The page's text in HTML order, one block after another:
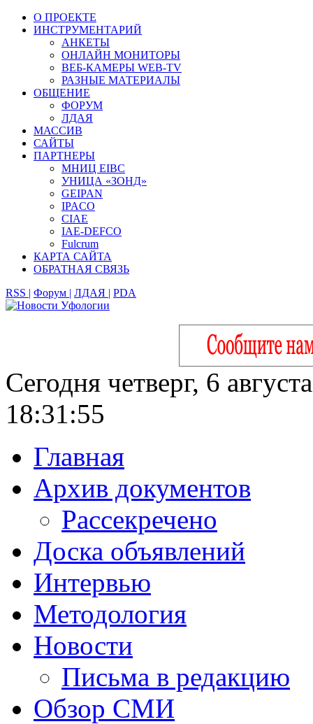
О ПРОЕКТЕ
ИНСТРУМЕНТАРИЙ
АНКЕТЫ
ОНЛАЙН МОНИТОРЫ
ВЕБ-КАМЕРЫ WEB-TV
РАЗНЫЕ МАТЕРИАЛЫ
ОБЩЕНИЕ
ФОРУМ
ЛДАЯ
МАССИВ
САЙТЫ
ПАРТНЕРЫ
МНИЦ EIBC
УНИЦА «ЗОНД»
GEIPAN
IPACO
CIAE
IAE-DEFCO
Fulcrum
КАРТА САЙТА
ОБРАТНАЯ СВЯЗЬ
RSS | Форум | ЛДАЯ | PDA
Сегодня четверг, 6
18:31:56
Главная
Архив документов
Рассекречено
Доска объявлений
Интервью
Методология
Новости
Письма в редакцию
Обзор СМИ